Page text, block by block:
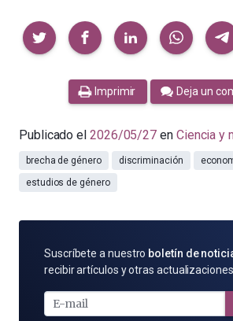
Compartir
Imprimir Deja un
Publicado el 2026/05/27 en Ciencia y
brecha de género discriminación
estudios de género
SUSCRÍBETE
POR
MAIL
Suscríbete a nuestro boletín de
recibir artículos y otras actualizaciones.